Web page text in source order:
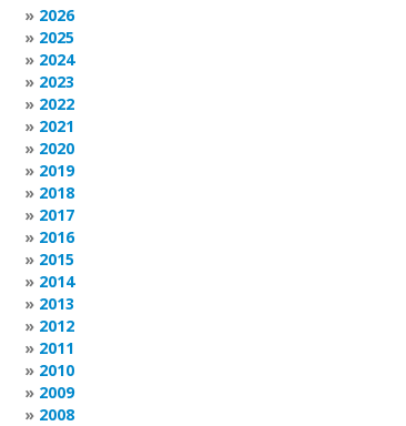
2026
2025
2024
2023
2022
2021
2020
2019
2018
2017
2016
2015
2014
2013
2012
2011
2010
2009
2008